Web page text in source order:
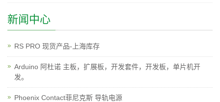
新闻中心
RS PRO 现货产品-上海库存
Arduino 阿杜诺 主板，扩展板，开发套件，开发板，单片机开
发。
Phoenix Contact菲尼克斯 导轨电源